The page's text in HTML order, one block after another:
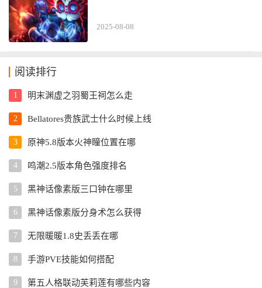
2025-08-08
阅读排行
1 明末渊虚之羽蜀王祠怎么走
2 Bellatores贵族武士什么时候上线
3 原神5.8版本火神瞳位置在哪
4 鸣潮2.5版本角色强度排名
5 黑神话像素版三口钟在哪里
6 黑神话像素版分身术怎么获得
7 无限暖暖1.8史丢丢在哪
8 手游PVE技能如何搭配
9 第五人格联动芙莉莲有哪些内容